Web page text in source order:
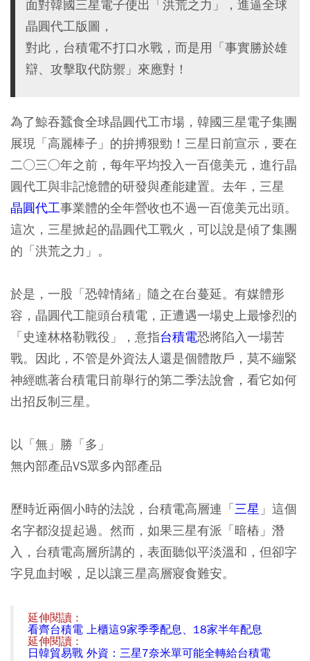
面對韓國三星電子使出「洪荒之力」，進逼全球
晶圓代工版圖，
對此，台積電不打口水戰，而是用「事實勝於雄
辯、攻擊取代防禦」來應對！
為了鯨吞蠶食全球晶圓代工市場，韓國三星電子集團
展現「高麗棒子」的拚搏狠勁！三星日前宣示，要在
二○三○年之前，每年平均投入一百億美元，進行晶
圓代工與非記憶體的研發與產能建置。去年，三星
晶圓代工事業體的全年營收也不過一百億美元出頭。
這次，三星掀起的晶圓代工戰火，可以說是傾了集團
的「洪荒之力」。
於是，一股「恐韓情緒」隨之在台蔓延。有媒體形
容，晶圓代工龍頭台積電，正遭遇一場史上最慘烈的
「史達林格勒戰役」，意指台積電恐將陷入一場苦
戰。因此，不管是外資法人還是個體散戶，莫不繃緊
神經瞧著台積電日前舉行的第二季法說會，看它如何
出招反制三星。
以「無」勝「多」
無內部產品VS眾多內部產品
歷時近兩個小時的法說，台積電高層連「三星 」這個
名字都沒提起過。然而，如果三星有派「暗樁」潛
入，台積電高層所講的，表面聽似平淡溫和，但卻字
字見血封喉，足以讓三星高層寢食難安。
延伸閱讀 :
看齊台積電 上櫃這9家季季配息、18家半年配息
延伸閱讀 :
日韓貿易戰 外資：三星7奈米單可能全轉給台積電